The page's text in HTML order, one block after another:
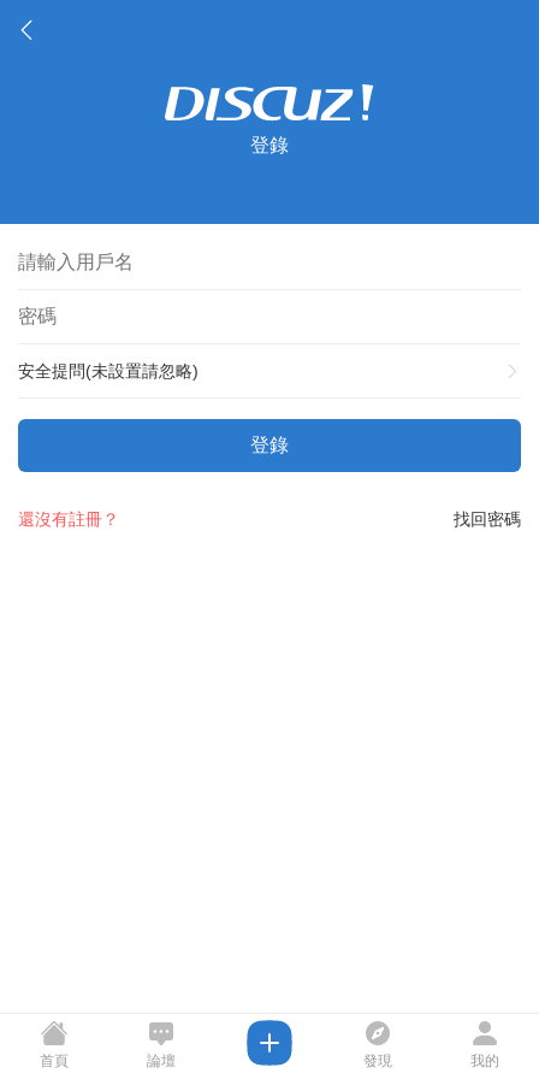
登錄
安全提問(未設置請忽略)
登錄
找回密碼
還沒有註冊？
首頁 論壇 發現 我的